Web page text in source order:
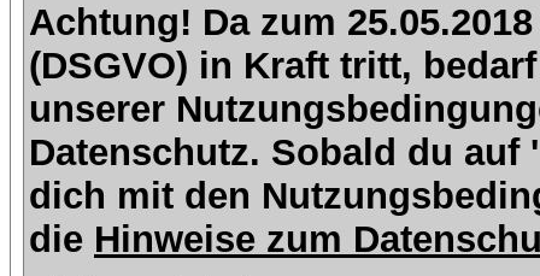
Achtung! Da zum
(DSGVO) in Kraft tritt,
unserer
Datenschutz. Sobald du
dich mit den
die Hinweise zum